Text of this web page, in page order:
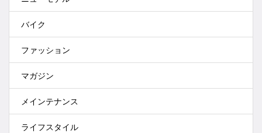
バイク
ファッション
マガジン
メインテナンス
ライフスタイル